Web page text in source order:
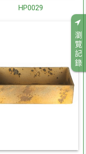
HP0029
瀏
覽
記
錄